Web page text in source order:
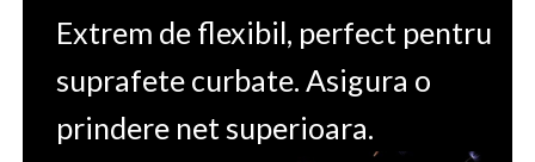
Extrem de flexibil, perfect pentru
suprafete curbate. Asigura o
prindere net superioara.